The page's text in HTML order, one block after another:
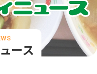
ース